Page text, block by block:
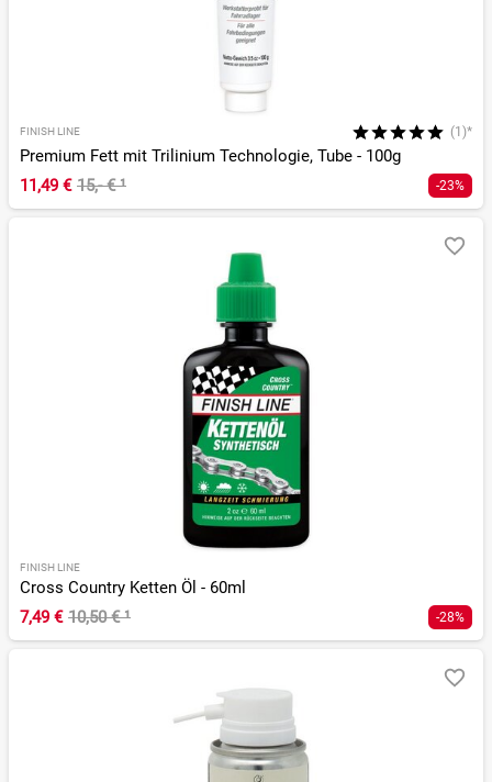
FINISH LINE (1)*
Premium Fett mit Trilinium Technologie, Tube - 100g
11,49 € 15,- €¹ -23%
FINISH LINE
Cross Country Ketten Öl - 60ml
7,49 € 10,50 €¹ -28%